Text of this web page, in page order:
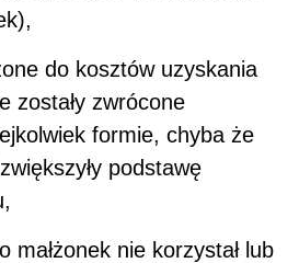
do kosztów uzyskania
zostały zwrócone
formie, chyba że
podstawę
małżonek nie korzystał lub